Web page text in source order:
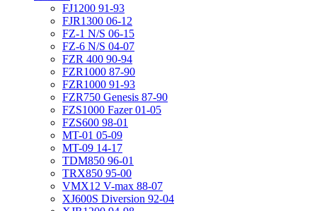
FJ1200 91-93
FJR1300 06-12
FZ-1 N/S 06-15
FZ-6 N/S 04-07
FZR 400 90-94
FZR1000 87-90
FZR1000 91-93
FZR750 Genesis 87-90
FZS1000 Fazer 01-05
FZS600 98-01
MT-01 05-09
MT-09 14-17
TDM850 96-01
TRX850 95-00
VMX12 V-max 88-07
XJ600S Diversion 92-04